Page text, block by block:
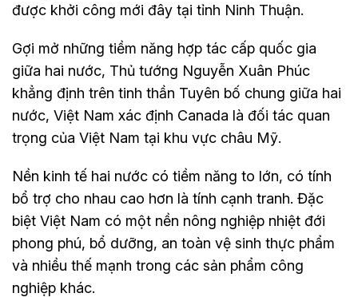
được khởi công mới đây tại tỉnh Ninh Thuận.
Gợi mở những tiềm năng hợp tác cấp quốc gia
giữa hai nước, Thủ tướng Nguyễn Xuân Phúc
khẳng định trên tinh thần Tuyên bố chung giữa hai
nước, Việt Nam xác định Canada là đối tác quan
trọng của Việt Nam tại khu vực châu Mỹ.
Nền kinh tế hai nước có tiềm năng to lớn, có tính
bổ trợ cho nhau cao hơn là tính cạnh tranh. Đặc
biệt Việt Nam có một nền nông nghiệp nhiệt đới
phong phú, bổ dưỡng, an toàn vệ sinh thực phẩm
và nhiều thế mạnh trong các sản phẩm công
nghiệp khác.